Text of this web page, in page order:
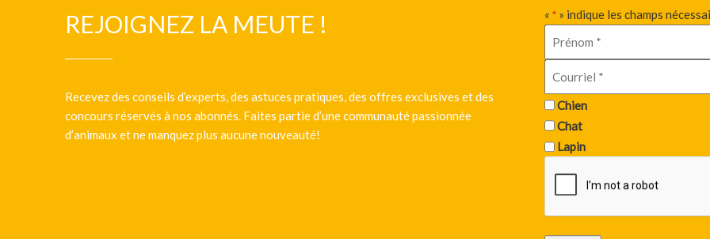
REJOIGNEZ LA MEUTE !
Recevez des conseils d’experts, des astuces pratiques, des offres exclusives et des
concours réservés à nos abonnés. Faites partie d’une communauté passionnée
d’animaux et ne manquez plus aucune nouveauté!
« * » indique les champs
Chien
Chat
Lapin